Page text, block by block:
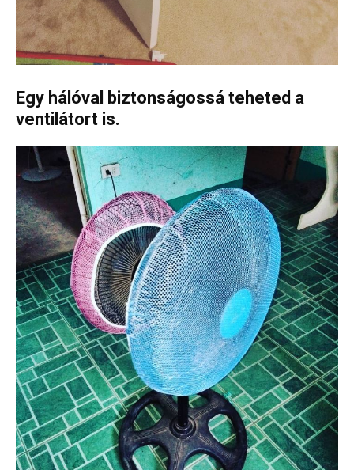
Egy hálóval biztonságossá teheted a
ventilátort is.